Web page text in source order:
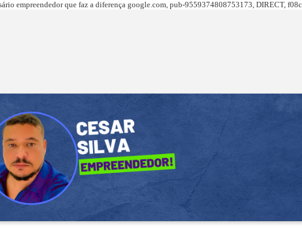
empreendedor que faz a diferença google.com, pub-9559374808753173, DIRECT,